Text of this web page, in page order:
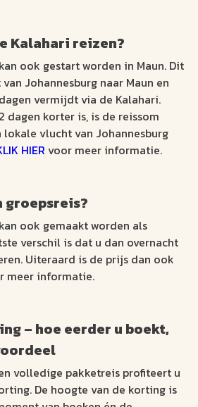
Kalahari reizen?
ook gestart worden in Maun. Dit
Johannesburg naar Maun en
vermijdt via de Kalahari.
dagen korter is, is de reissom
lokale vlucht van Johannesburg
HIER voor meer informatie.
groepsreis?
ook gemaakt worden als
verschil is dat u dan overnacht
Uiteraard is de prijs dan ook
meer informatie.
– hoe eerder u boekt,
volledige pakketreis profiteert u
De hoogte van de korting is